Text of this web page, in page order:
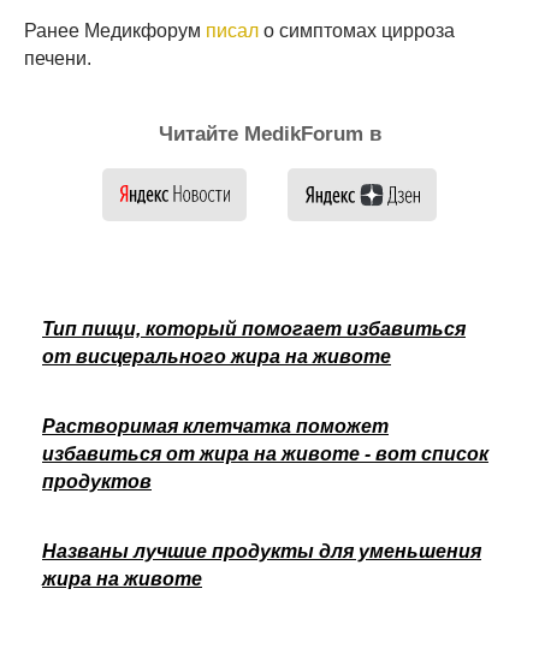
Ранее Медикфорум писал о симптомах цирроза
печени.
Читайте MedikForum в
Тип пищи, который помогает избавиться
от висцерального жира на животе
Растворимая клетчатка поможет
избавиться от жира на животе - вот список
продуктов
Названы лучшие продукты для уменьшения
жира на животе